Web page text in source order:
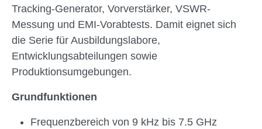
Tracking-Generator, Vorverstärker, VSWR-
Messung und EMI-Vorabtests. Damit eignet sich
die Serie für Ausbildungslabore,
Entwicklungsabteilungen sowie
Produktionsumgebungen.
Grundfunktionen
Frequenzbereich von 9 kHz bis 7.5 GHz